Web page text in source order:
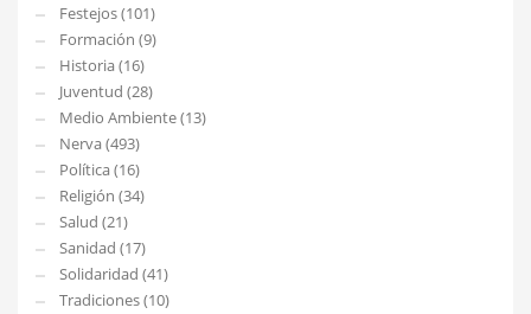
Festejos (101)
Formación (9)
Historia (16)
Juventud (28)
Medio Ambiente (13)
Nerva (493)
Política (16)
Religión (34)
Salud (21)
Sanidad (17)
Solidaridad (41)
Tradiciones (10)